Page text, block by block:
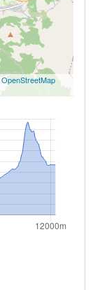
OpenStreetMap